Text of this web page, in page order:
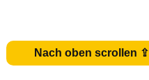
Nach oben scrollen ⇪